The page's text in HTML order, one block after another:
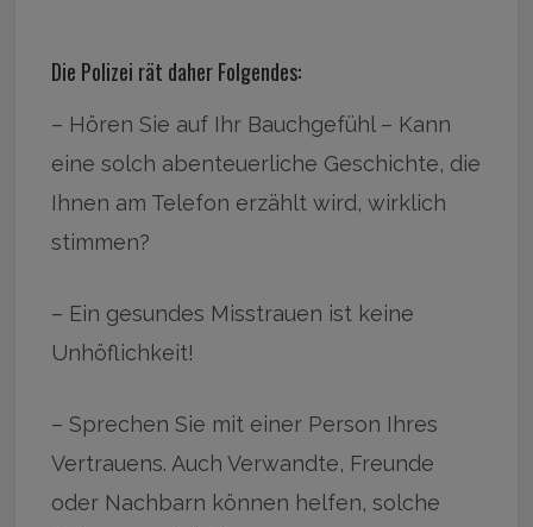
Die Polizei rät daher Folgendes:
– Hören Sie auf Ihr Bauchgefühl – Kann
eine solch abenteuerliche Geschichte, die
Ihnen am Telefon erzählt wird, wirklich
stimmen?
– Ein gesundes Misstrauen ist keine
Unhöflichkeit!
– Sprechen Sie mit einer Person Ihres
Vertrauens. Auch Verwandte, Freunde
oder Nachbarn können helfen, solche